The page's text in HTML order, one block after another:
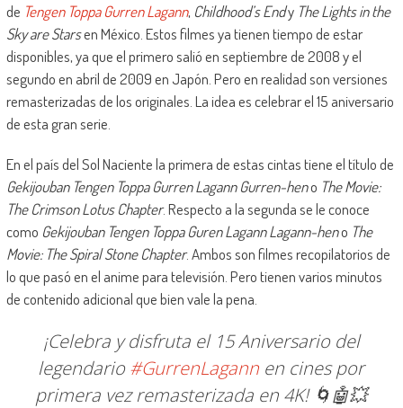
de Tengen Toppa Gurren Lagann, Childhood’s Endy The Lights in the
Sky are Starsen México. Estos filmes ya tienen tiempo de estar
disponibles, ya que el primero salió en septiembre de 2008 y el
segundo en abril de 2009 en Japón. Pero en realidad son versiones
remasterizadas de los originales. La idea es celebrar el 15 aniversario
de esta gran serie.
En el país del Sol Naciente la primera de estas cintas tiene el título de
Gekijouban Tengen Toppa Gurren Lagann Gurren-heno The Movie:
The Crimson Lotus Chapter. Respecto a la segunda se le conoce
como Gekijouban Tengen Toppa Guren Lagann Lagann-heno The
Movie: The Spiral Stone Chapter. Ambos son filmes recopilatorios de
lo que pasó en el anime para televisión. Pero tienen varios minutos
de contenido adicional que bien vale la pena.
¡Celebra y disfruta el 15 Aniversario del
legendario #GurrenLagann en cines por
primera vez remasterizada en 4K! 🌀🤖💥